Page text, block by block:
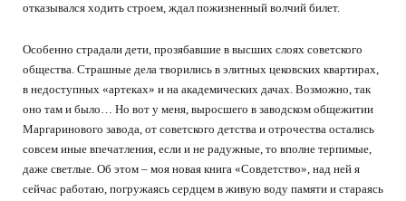
отказывался ходить строем, ждал пожизненный волчий билет.
Особенно страдали дети, прозябавшие в высших слоях советского
общества. Страшные дела творились в элитных цековских квартирах,
в недоступных «артеках» и на академических дачах. Возможно, так
оно там и было… Но вот у меня, выросшего в заводском общежитии
Маргаринового завода, от советского детства и отрочества остались
совсем иные впечатления, если и не радужные, то вполне терпимые,
даже светлые. Об этом – моя новая книга «Совдетство», над ней я
сейчас работаю, погружаясь сердцем в живую воду памяти и стараясь